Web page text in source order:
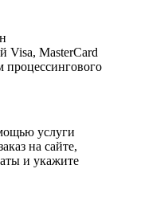
Visa, MasterCard
процессингового
услуги
на сайте,
и укажите